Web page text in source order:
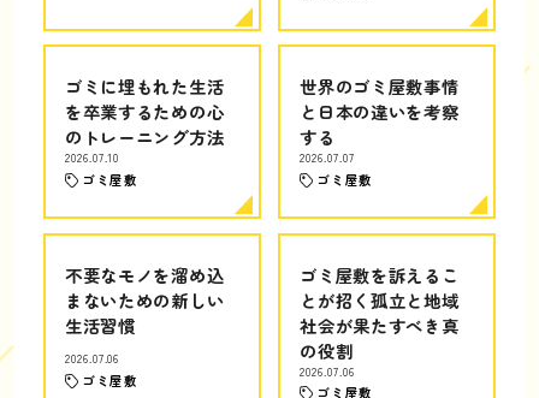
ゴミに埋もれた生活
を卒業するための心
のトレーニング方法
2026.07.10
ゴミ屋敷
世界のゴミ屋敷事情
と日本の違いを考察
する
2026.07.07
ゴミ屋敷
不要なモノを溜め込
まないための新しい
生活習慣
2026.07.06
ゴミ屋敷
ゴミ屋敷を訴えるこ
とが招く孤立と地域
社会が果たすべき真
の役割
2026.07.06
ゴミ屋敷